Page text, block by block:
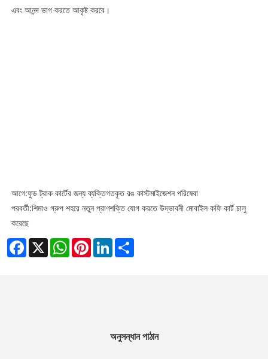
এবং আনন্দ ভাগ করতে আকৃষ্ট করবে।
আগে:ফুড ট্রাক কার্টের জন্য ব্যক্তিগতকৃত রঙ কাস্টমাইজেশন পরিষেবা
পরবর্তী:শিমাও গ্রুপ শহরে নতুন প্রাণশক্তি যোগ করতে উদ্ভাবনী মোবাইল কফি কার্ট চালু
করেছে
Facebook
X WhatsAppPinterestLinkedIn
অনুসন্ধান পাঠান